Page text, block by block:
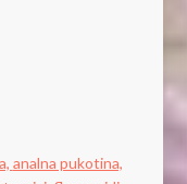
analna pukotina,